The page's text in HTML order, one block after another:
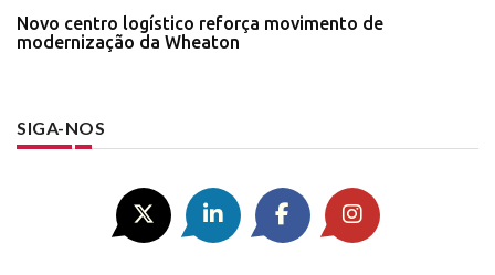
Novo centro logístico reforça movimento de
modernização da Wheaton
SIGA-NOS